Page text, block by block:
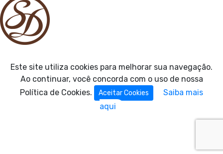
Este site utiliza cookies para melhorar sua navegação.
Ao continuar, você concorda com o uso de nossa
Política de Cookies.
Aceitar Cookies
Saiba mais
aqui